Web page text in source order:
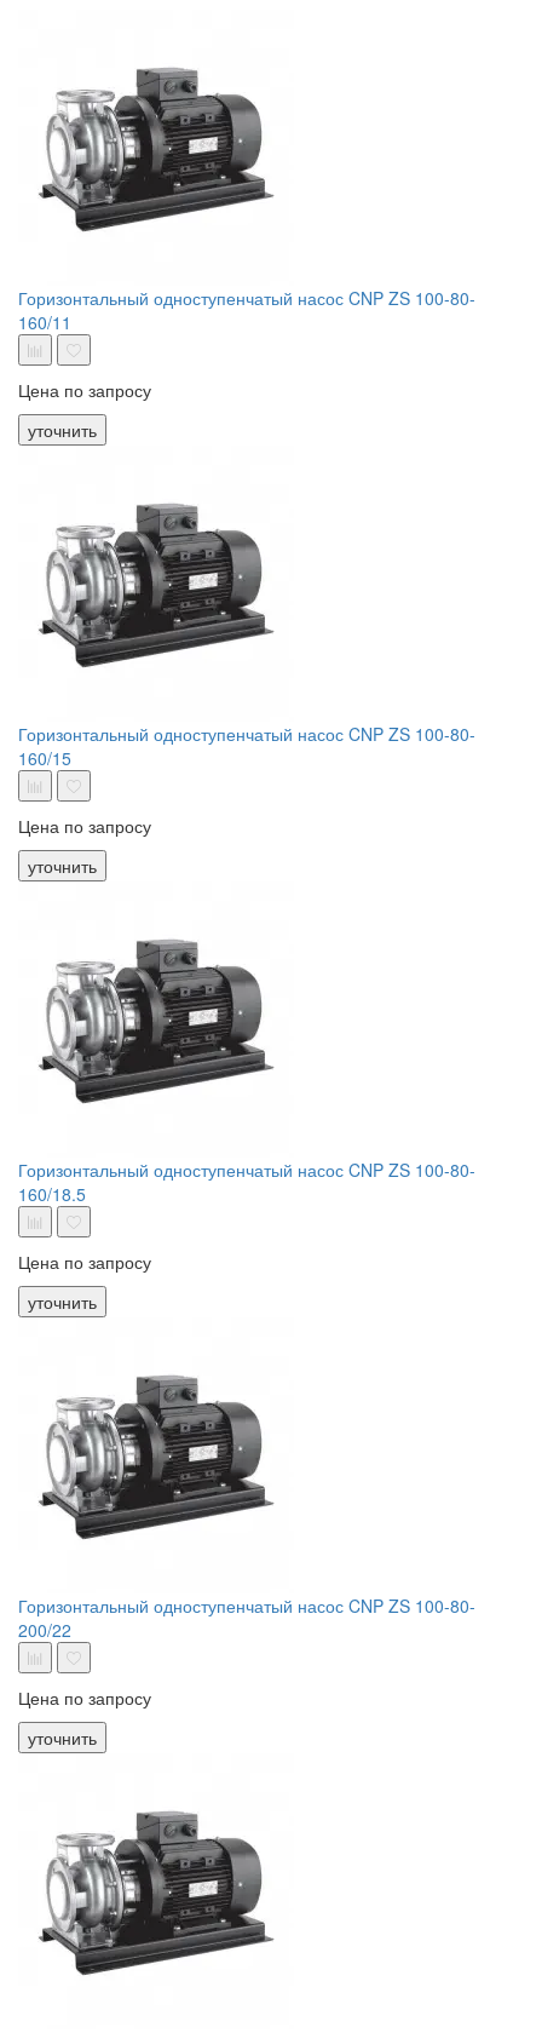
Горизонтальный одноступенчатый насос CNP ZS 100-80-
160/11
Цена по запросу
уточнить
Горизонтальный одноступенчатый насос CNP ZS 100-80-
160/15
Цена по запросу
уточнить
Горизонтальный одноступенчатый насос CNP ZS 100-80-
160/18.5
Цена по запросу
уточнить
Горизонтальный одноступенчатый насос CNP ZS 100-80-
200/22
Цена по запросу
уточнить